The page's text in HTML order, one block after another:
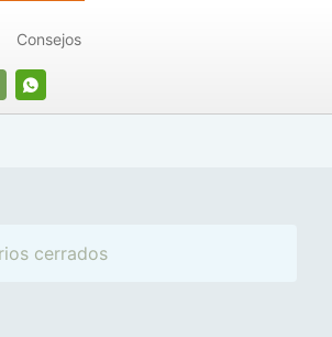
WHATSAPP
Consejos
cerrados